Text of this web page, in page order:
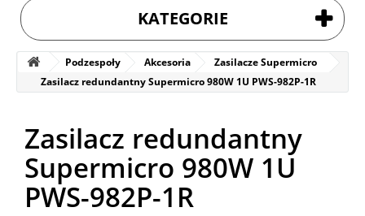
KATEGORIE
Podzespoły Akcesoria
Zasilacze Supermicro
Zasilacz redundantny Supermicro 980W 1U PWS-982P-1R
Zasilacz redundantny
Supermicro 980W 1U
PWS-982P-1R